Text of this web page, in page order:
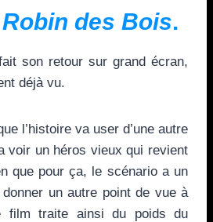
des Bois.
son retour sur grand écran,
déjà vu.
l’histoire va user d’une autre
voir un héros vieux qui revient
que pour ça, le scénario a un
un autre point de vue à
film traite ainsi du poids du